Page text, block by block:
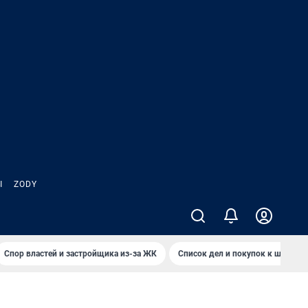
ZODY
Спор властей и застройщика из-за ЖК Список дел и покупок к школе